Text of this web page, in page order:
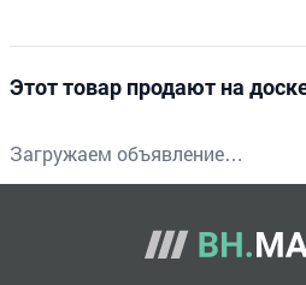
Этот товар продают на
Загружаем объявление…